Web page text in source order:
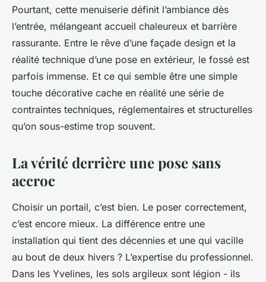
Pourtant, cette menuiserie définit l’ambiance dès
l’entrée, mélangeant accueil chaleureux et barrière
rassurante. Entre le rêve d’une façade design et la
réalité technique d’une pose en extérieur, le fossé est
parfois immense. Et ce qui semble être une simple
touche décorative cache en réalité une série de
contraintes techniques, réglementaires et structurelles
qu’on sous-estime trop souvent.
La vérité derrière une pose sans
accroc
Choisir un portail, c’est bien. Le poser correctement,
c’est encore mieux. La différence entre une
installation qui tient des décennies et une qui vacille
au bout de deux hivers ? L’expertise du professionnel.
Dans les Yvelines, les sols argileux sont légion - ils